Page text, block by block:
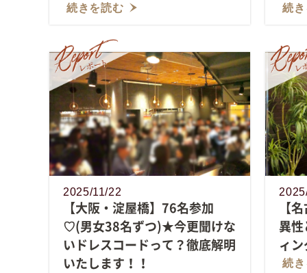
続きを読む 続
2025/11/22
【大阪・淀屋橋】76名参加
♡(男女38名ずつ)★今更聞けな
いドレスコードって？徹底解明
いたします！！
【
異
ィ
続